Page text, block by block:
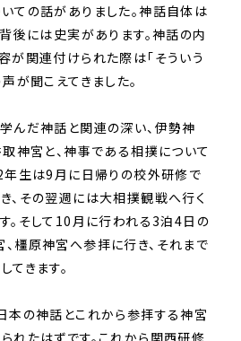
ての話がありました。神話自体は
背後には史実があります。神話の内
が関連付けられた際は「そういう
が聞こえてきました。
んだ神話と関連の深い、伊勢神
取神宮と、神事である相撲について
年生は9月に日帰りの校外研修で
、その翌週には大相撲観戦へ行く
。そして10月に行われる3泊4日の
橿原神宮へ参拝に行き、それまで
てきます。
本の神話とこれから参拝する神宮
れたはずです。これから関西研修